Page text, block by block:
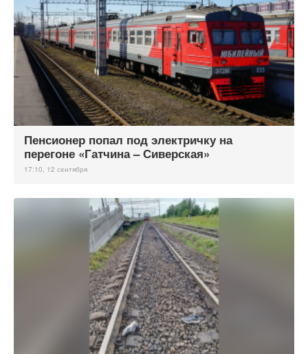
Пенсионер попал под электричку на
перегоне «Гатчина – Сиверская»
17:10, 12 сентября